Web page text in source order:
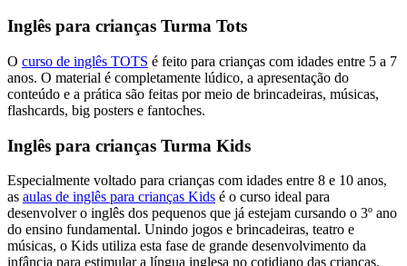
Inglês para crianças Turma Tots
O curso de inglês TOTS é feito para crianças com idades entre 5 a 7
anos. O material é completamente lúdico, a apresentação do
conteúdo e a prática são feitas por meio de brincadeiras, músicas,
flashcards, big posters e fantoches.
Inglês para crianças Turma Kids
Especialmente voltado para crianças com idades entre 8 e 10 anos,
as aulas de inglês para crianças Kids é o curso ideal para
desenvolver o inglês dos pequenos que já estejam cursando o 3º ano
do ensino fundamental. Unindo jogos e brincadeiras, teatro e
músicas, o Kids utiliza esta fase de grande desenvolvimento da
infância para estimular a língua inglesa no cotidiano das crianças.